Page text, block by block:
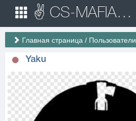
✌ CS-MAFIA.RU ✌ Игровые сервера Counter Strike 1.6
Главная страница / Пользователи
Yaku